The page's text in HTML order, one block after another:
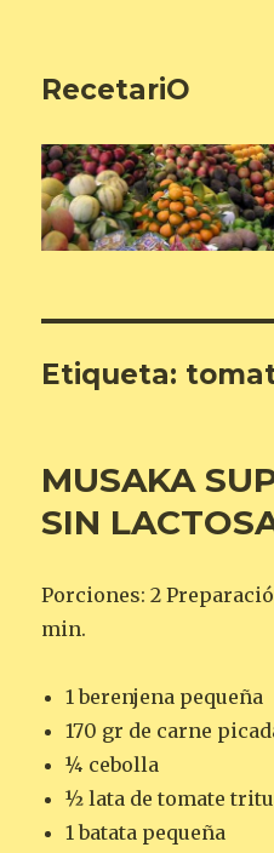
RecetariO
Etiqueta:
MUSAKA
SIN
Porciones: 2
min.
1 berenjena pequeña
170 gr de carne
¼ cebolla
½ lata de tomate
1 batata pequeña